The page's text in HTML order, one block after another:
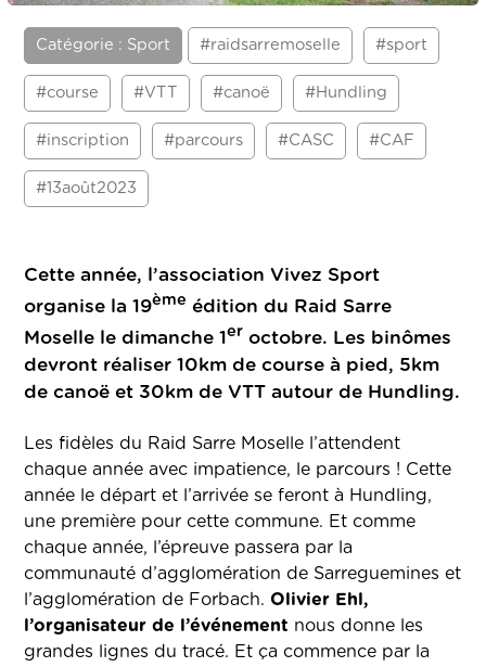
Catégorie : Sport #raidsarremoselle #sport
#course #VTT #canoë #Hundling
#inscription #parcours #CASC #CAF
#13août2023
Cette année, l’association Vivez Sport
organise la 19ème édition du Raid Sarre
Moselle le dimanche 1er octobre. Les binômes
devront réaliser 10km de course à pied, 5km
de canoë et 30km de VTT autour de Hundling.
Les fidèles du Raid Sarre Moselle l’attendent
chaque année avec impatience, le parcours ! Cette
année le départ et l’arrivée se feront à Hundling,
une première pour cette commune. Et comme
chaque année, l’épreuve passera par la
communauté d’agglomération de Sarreguemines et
l’agglomération de Forbach. Olivier Ehl,
l’organisateur de l’événement nous donne les
grandes lignes du tracé. Et ça commence par la